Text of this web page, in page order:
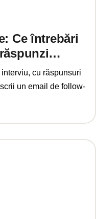
Ce întrebări
cu răspunsuri
un email de follow-